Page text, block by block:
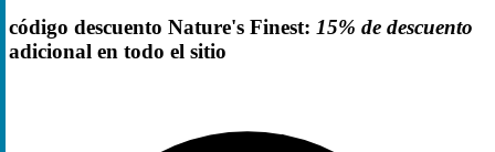
código descuento Nature's Finest: 15% de descuento
adicional en todo el sitio